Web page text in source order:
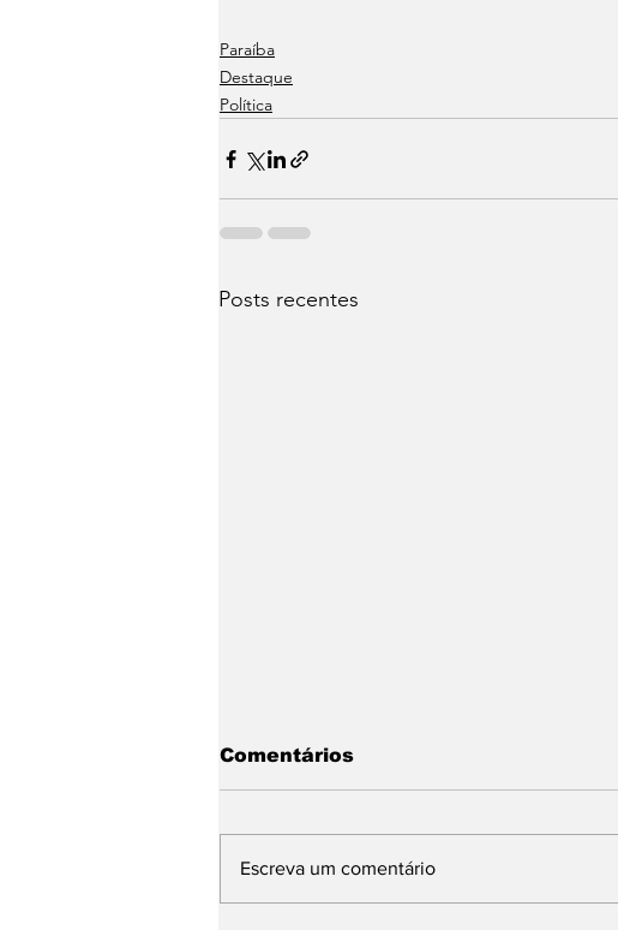
Paraíba
Destaque
Política
Posts recentes
Comentários
Escreva um comentário